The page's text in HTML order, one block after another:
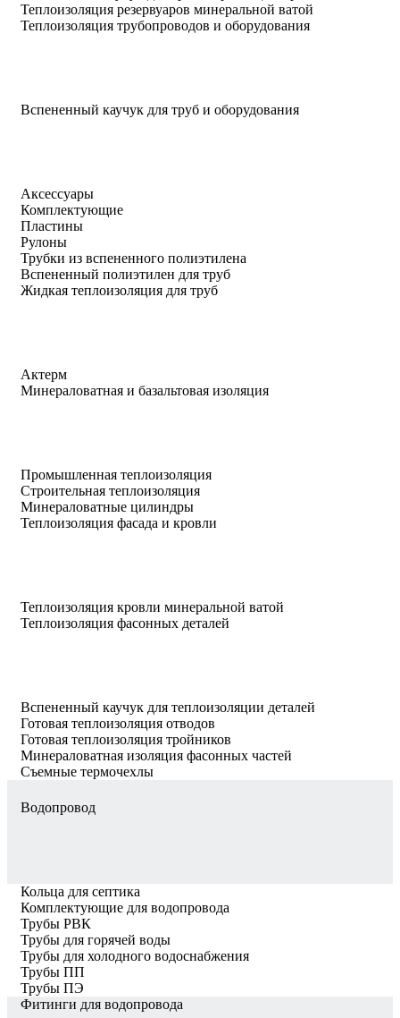
Теплоизоляция резервуаров минеральной ватой
Теплоизоляция трубопроводов и оборудования
Вспененный каучук для труб и оборудования
Аксессуары
Комплектующие
Пластины
Рулоны
Трубки из вспененного полиэтилена
Вспененный полиэтилен для труб
Жидкая теплоизоляция для труб
Актерм
Минераловатная и базальтовая изоляция
Промышленная теплоизоляция
Строительная теплоизоляция
Минераловатные цилиндры
Теплоизоляция фасада и кровли
Теплоизоляция кровли минеральной ватой
Теплоизоляция фасонных деталей
Вспененный каучук для теплоизоляции деталей
Готовая теплоизоляция отводов
Готовая теплоизоляция тройников
Минераловатная изоляция фасонных частей
Съемные термочехлы
Водопровод
Кольца для септика
Комплектующие для водопровода
Трубы РВК
Трубы для горячей воды
Трубы для холодного водоснабжения
Трубы ПП
Трубы ПЭ
Фитинги для водопровода